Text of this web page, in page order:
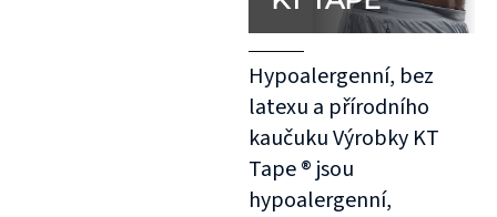
Hypoalergenní, bez
latexu a přírodního
kaučuku Výrobky KT
Tape ® jsou
hypoalergenní,